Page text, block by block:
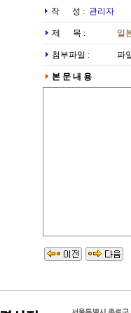
작 성 : 관리자
제 목 : 일
첨부파일 : 파
본 문 내 용